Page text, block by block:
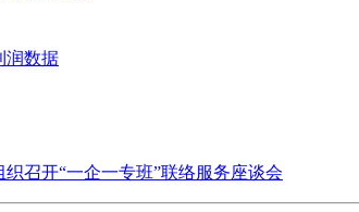
润数据
召开“一企一专班”联络服务座谈会